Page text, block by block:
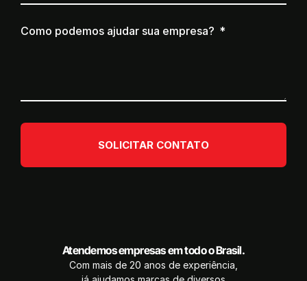
Como podemos ajudar sua empresa?
SOLICITAR CONTATO
Atendemos empresas em todo o Brasil.
Com mais de 20 anos de experiência,